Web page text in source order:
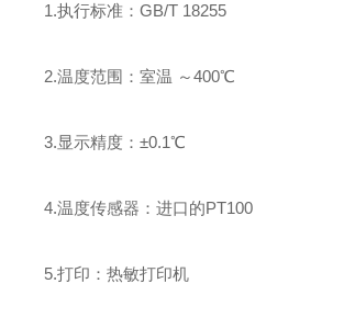
1.执行标准：GB/T 18255
2.温度范围：室温 ～400℃
3.显示精度：±0.1℃
4.温度传感器：进口的PT100
5.打印：热敏打印机